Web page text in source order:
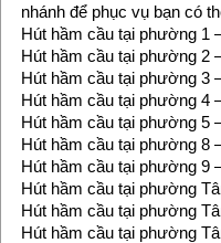
nhánh để phục vụ bạn có
Hút hầm cầu tại phường 1
Hút hầm cầu tại phường 2
Hút hầm cầu tại phường 3
Hút hầm cầu tại phường 4
Hút hầm cầu tại phường 5
Hút hầm cầu tại phường 8
Hút hầm cầu tại phường 9
Hút hầm cầu tại phường
Hút hầm cầu tại phường
Hút hầm cầu tại phường